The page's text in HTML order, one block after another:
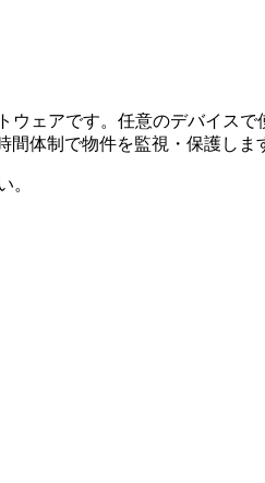
ェアです。任意のデバイス
体制で物件を監視・保護しま
。